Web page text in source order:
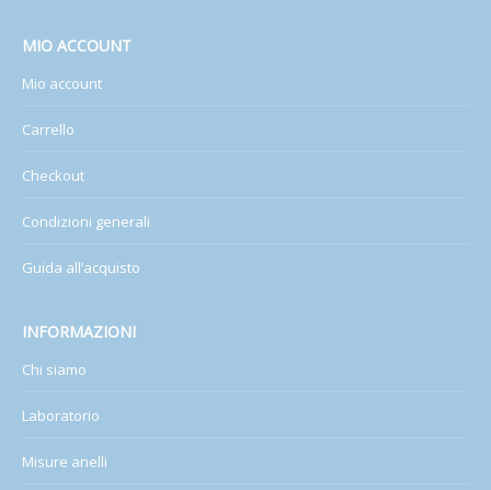
MIO ACCOUNT
Mio account
Carrello
Checkout
Condizioni generali
Guida all’acquisto
INFORMAZIONI
Chi siamo
Laboratorio
Misure anelli